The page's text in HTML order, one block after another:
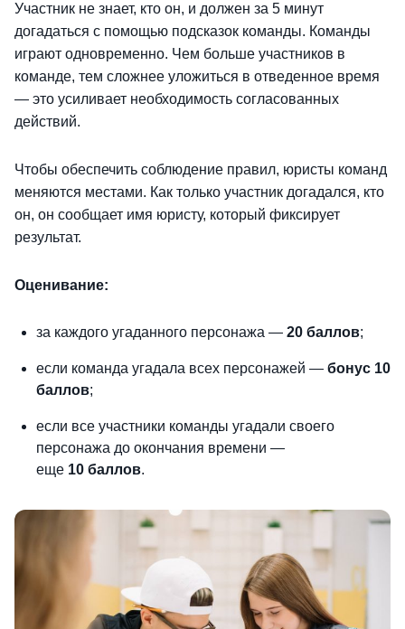
Участник не знает, кто он, и должен за 5 минут
догадаться с помощью подсказок команды. Команды
играют одновременно. Чем больше участников в
команде, тем сложнее уложиться в отведенное время
— это усиливает необходимость согласованных
действий.
Чтобы обеспечить соблюдение правил, юристы команд
меняются местами. Как только участник догадался, кто
он, он сообщает имя юристу, который фиксирует
результат.
Оценивание:
за каждого угаданного персонажа — 20 баллов;
если команда угадала всех персонажей — бонус 10
баллов;
если все участники команды угадали своего
персонажа до окончания времени —
еще 10 баллов.